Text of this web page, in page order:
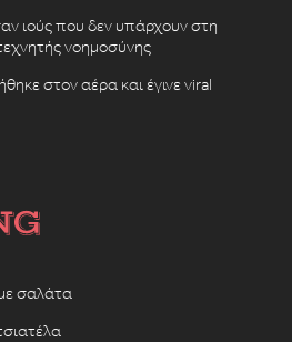
ιούς που δεν υπάρχουν στη
νοημοσύνης
στον αέρα και έγινε viral
σαλάτα